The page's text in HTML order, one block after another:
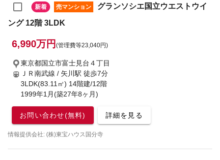
新着 売マンション
グランソシエ国立ウエストウイ
ング 12階 3LDK
6,990万円 (管理費等23,040円)
東京都国立市富士見台４丁目
ＪＲ南武線 / 矢川駅 徒歩7分
3LDK(83.11㎡) 14階建/12階
1999年1月(築27年8ヶ月)
お問い合わせ(無料) 詳細を見る
情報提供会社: (株)東宝ハウス国分寺